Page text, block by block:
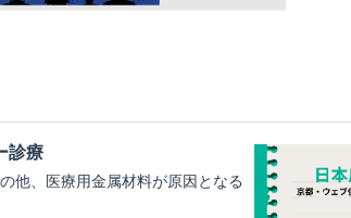
診療
、医療用金属材料が原因となる